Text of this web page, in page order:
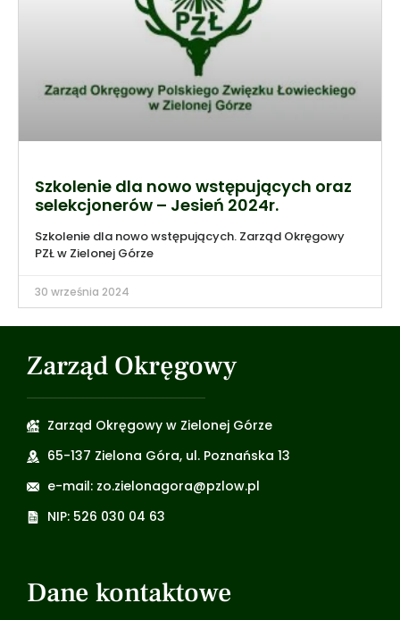
Szkolenie dla nowo wstępujących oraz
selekcjonerów – Jesień 2024r.
Szkolenie dla nowo wstępujących. Zarząd Okręgowy
PZŁ w Zielonej Górze
30 września 2024
Zarząd Okręgowy
Zarząd Okręgowy w Zielonej Górze
65-137 Zielona Góra, ul. Poznańska 13
e-mail: zo.zielonagora@pzlow.pl
NIP: 526 030 04 63
Dane kontaktowe